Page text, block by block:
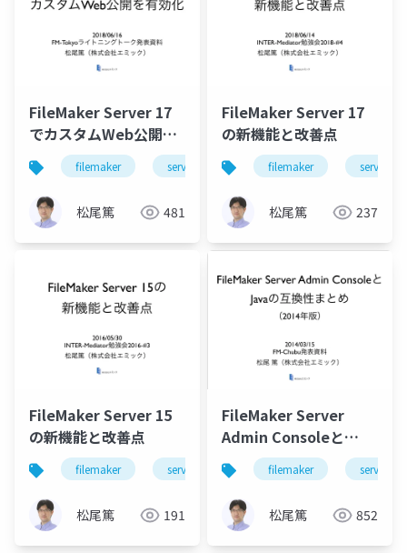
FileMaker Server 17
でカスタムWeb公開を
有効化filemaker server php
松尾篤 481
FileMaker Server 17
の新機能と改善点
filemaker server
松尾篤 237
FileMaker Server 15
の新機能と改善点
filemaker server security
松尾篤 191
FileMaker Server
Admin Consoleと
Javaの互換性まとめ
（2014年版）
filemaker server
松尾篤 852